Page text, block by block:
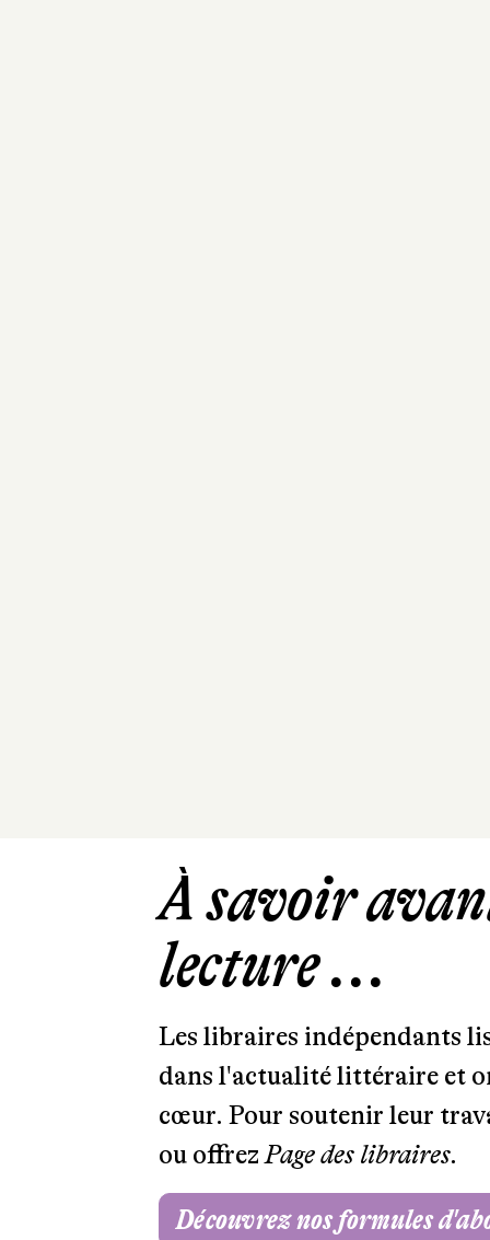
À savoir
lecture ...
Les libraires indépendants
dans l'actualité littéraire et
cœur. Pour soutenir leur
ou offrezPage des libraires.
Découvrez nos formules